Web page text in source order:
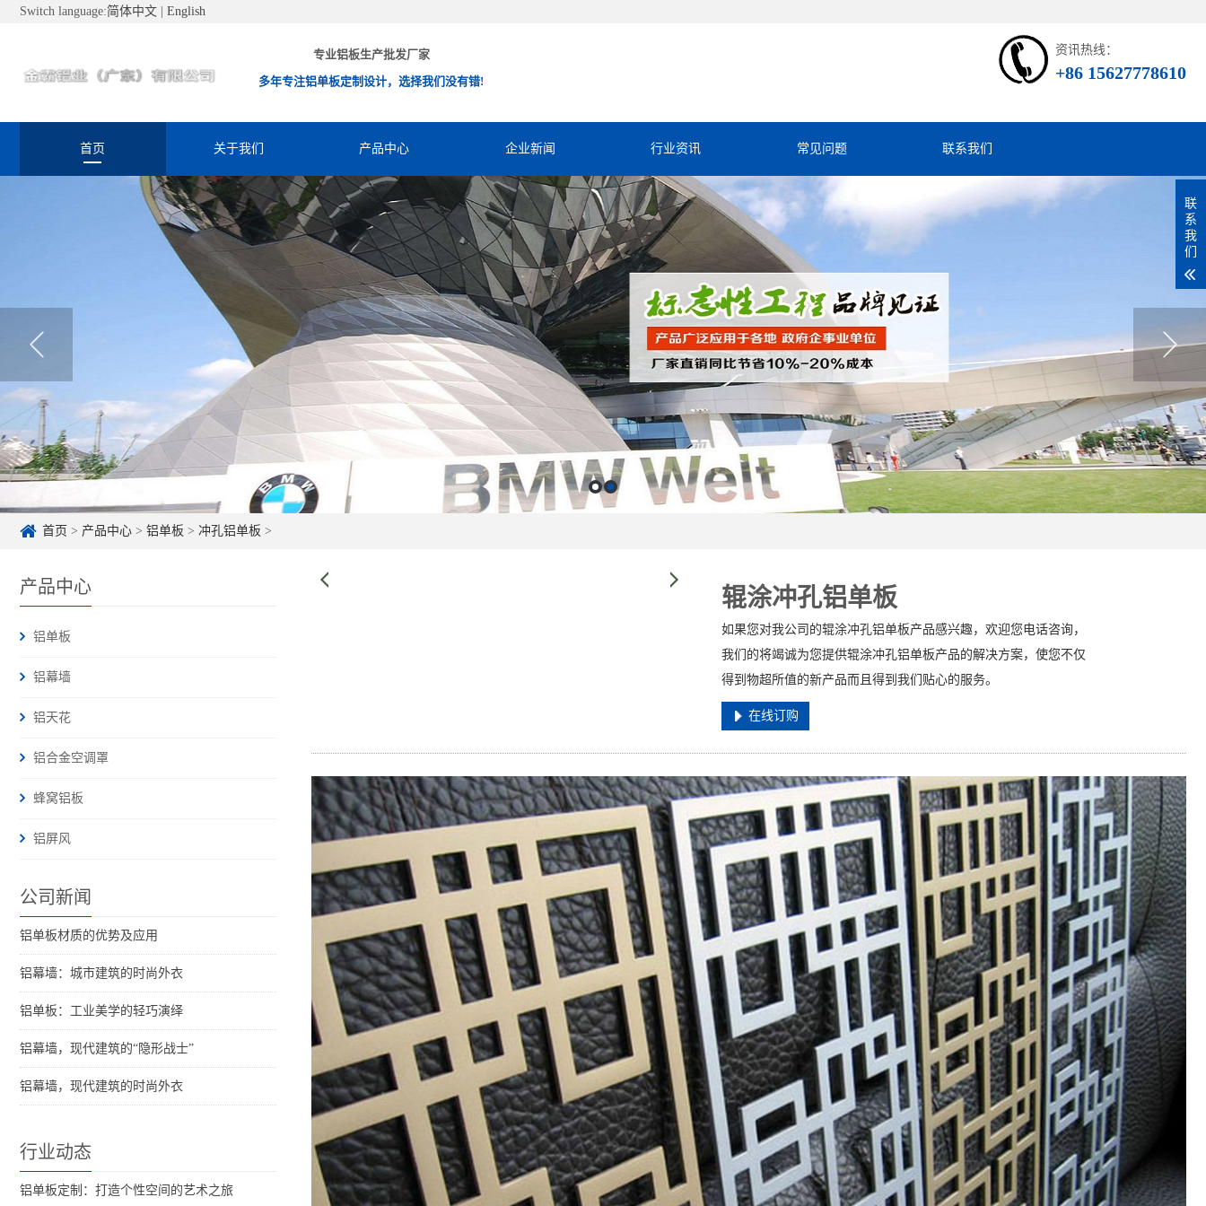
Switch language:简体中文 English
专业铝板生产批发厂家
多年专注铝单板定制设计，选择我们没有错!
资讯热线：
+86 15627778610
首页 关于我们 产品中心 企业新闻 行业资讯 常见问题 联系我们
首页 > 产品中心 > 铝单板 > 冲孔铝单板 >
产品中心
铝单板
铝幕墙
铝天花
铝合金空调罩
蜂窝铝板
铝屏风
公司新闻
铝单板材质的优势及应用
铝幕墙：城市建筑的时尚外衣
铝单板：工业美学的轻巧演绎
铝幕墙，现代建筑的“隐形战士”
铝幕墙，现代建筑的时尚外衣
行业动态
铝单板定制：打造个性空间的艺术之旅
辊涂冲孔铝单板
如果您对我公司的辊涂冲孔铝单板产品感兴趣，欢迎您电话咨询，
我们的将竭诚为您提供辊涂冲孔铝单板产品的解决方案，使您不仅
得到物超所值的新产品而且得到我们贴心的服务。
在线订购
联
系
我
们